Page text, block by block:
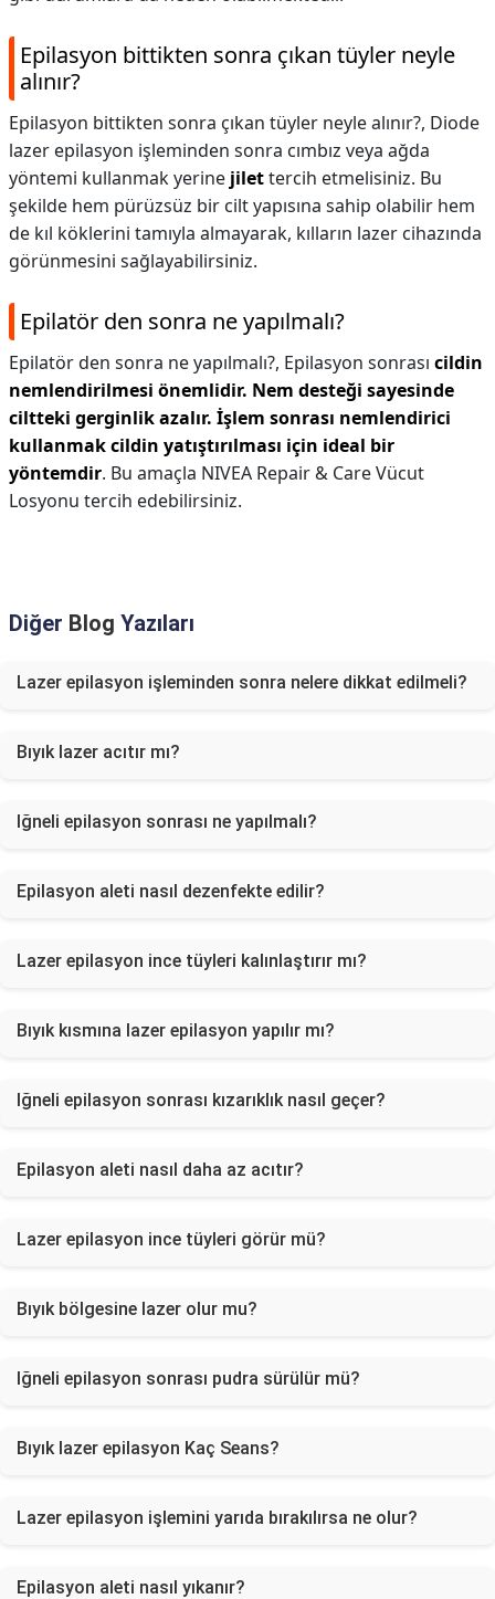
Epilasyon bittikten sonra çıkan tüyler neyle
alınır?
Epilasyon bittikten sonra çıkan tüyler neyle alınır?, Diode
lazer epilasyon işleminden sonra cımbız veya ağda
yöntemi kullanmak yerine jilettercih etmelisiniz. Bu
şekilde hem pürüzsüz bir cilt yapısına sahip olabilir hem
de kıl köklerini tamıyla almayarak, kılların lazer cihazında
görünmesini sağlayabilirsiniz.
Epilatör den sonra ne yapılmalı?
Epilatör den sonra ne yapılmalı?, Epilasyon sonrası cildin
nemlendirilmesi önemlidir. Nem desteği sayesinde
ciltteki gerginlik azalır. İşlem sonrası nemlendirici
kullanmak cildin yatıştırılması için ideal bir
yöntemdir. Bu amaçla NIVEA Repair & Care Vücut
Losyonu tercih edebilirsiniz.
Diğer Blog Yazıları
Lazer epilasyon işleminden sonra nelere dikkat edilmeli?
Bıyık lazer acıtır mı?
Iğneli epilasyon sonrası ne yapılmalı?
Epilasyon aleti nasıl dezenfekte edilir?
Lazer epilasyon ince tüyleri kalınlaştırır mı?
Bıyık kısmına lazer epilasyon yapılır mı?
Iğneli epilasyon sonrası kızarıklık nasıl geçer?
Epilasyon aleti nasıl daha az acıtır?
Lazer epilasyon ince tüyleri görür mü?
Bıyık bölgesine lazer olur mu?
Iğneli epilasyon sonrası pudra sürülür mü?
Bıyık lazer epilasyon Kaç Seans?
Lazer epilasyon işlemini yarıda bırakılırsa ne olur?
Epilasyon aleti nasıl yıkanır?